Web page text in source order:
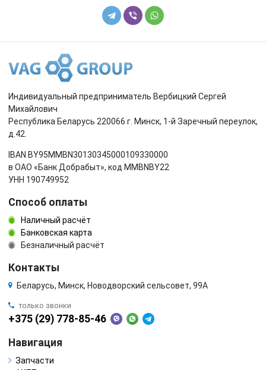
Индивидуальный предприниматель Вербицкий Сергей
Михайлович
Республика Беларусь 220066 г. Минск, 1-й Заречный переулок,
д.42.
IBAN BY95MMBN30130345000109330000
в ОАО «Банк Добрабыт», код MMBNBY22
УНН 190749952
Способ оплаты
Наличный расчёт
Банковская карта
Безналичный расчёт
Контакты
Беларусь, Минск, Новодворский сельсовет, 99А
только звонки
+375 (29) 778-85-46
Навигация
Запчасти